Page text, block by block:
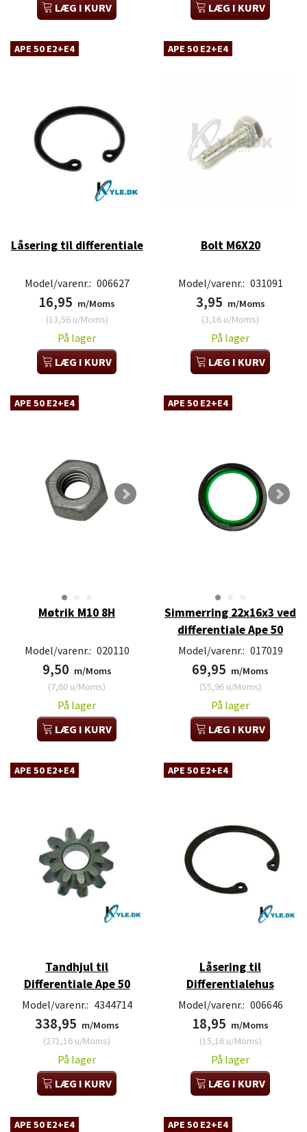
LÆG I KURV
LÆG I KURV
APE 50 E2+E4
Låsering til differentiale
Model/varenr.: 006627
16,95 m/Moms
(13,56u/Moms)
På lager
LÆG I KURV
APE 50 E2+E4
Bolt M6X20
Model/varenr.: 031091
3,95 m/Moms
(3,16 u/Moms)
På lager
LÆG I KURV
APE 50 E2+E4
Møtrik M10 8H
Model/varenr.: 020110
9,50 m/Moms
(7,60 u/Moms)
På lager
LÆG I KURV
APE 50 E2+E4
Simmerring 22x16x3 ved
differentiale Ape 50
Model/varenr.: 017019
69,95 m/Moms
(55,96u/Moms)
På lager
LÆG I KURV
APE 50 E2+E4
Tandhjul til
Differentiale Ape 50
Model/varenr.: 4344714
338,95 m/Moms
(271,16 u/Moms)
På lager
LÆG I KURV
APE 50 E2+E4
Låsering til
Differentialehus
Model/varenr.: 006646
18,95 m/Moms
(15,16u/Moms)
På lager
LÆG I KURV
APE 50 E2+E4 APE 50 E2+E4